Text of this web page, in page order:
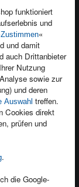
funktioniert
und
Zustimmen«
und damit
auch Drittanbieter
Nutzung
sowie zur
und deren
Auswahl treffen.
Cookies direkt
prüfen und
.
die Google-